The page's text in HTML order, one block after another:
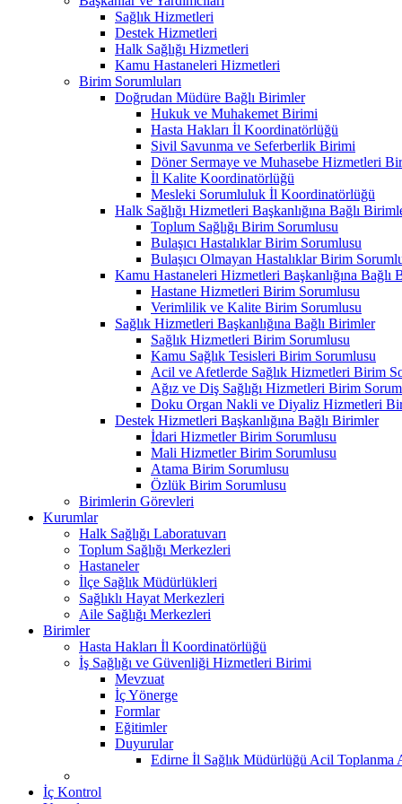
Sağlık Hizmetleri
Destek Hizmetleri
Halk Sağlığı Hizmetleri
Kamu Hastaneleri Hizmetleri
Birim Sorumluları
Doğrudan Müdüre Bağlı Birimler
Hukuk ve Muhakemet Birimi
Hasta Hakları İl Koordinatörlüğü
Sivil Savunma ve Seferberlik Birimi
Döner Sermaye ve Muhasebe Hizmetleri
İl Kalite Koordinatörlüğü
Mesleki Sorumluluk İl Koordinatörlüğü
Halk Sağlığı Hizmetleri Başkanlığına Bağlı
Toplum Sağlığı Birim Sorumlusu
Bulaşıcı Hastalıklar Birim Sorumlusu
Bulaşıcı Olmayan Hastalıklar Birim
Kamu Hastaneleri Hizmetleri Başkanlığına Bağlı
Hastane Hizmetleri Birim Sorumlusu
Verimlilik ve Kalite Birim Sorumlusu
Sağlık Hizmetleri Başkanlığına Bağlı Birimler
Sağlık Hizmetleri Birim Sorumlusu
Kamu Sağlık Tesisleri Birim Sorumlusu
Acil ve Afetlerde Sağlık Hizmetleri Birim
Ağız ve Diş Sağlığı Hizmetleri Birim
Doku Organ Nakli ve Diyaliz Hizmetleri
Destek Hizmetleri Başkanlığına Bağlı Birimler
İdari Hizmetler Birim Sorumlusu
Mali Hizmetler Birim Sorumlusu
Atama Birim Sorumlusu
Özlük Birim Sorumlusu
Birimlerin Görevleri
Kurumlar
Halk Sağlığı Laboratuvarı
Toplum Sağlığı Merkezleri
Hastaneler
İlçe Sağlık Müdürlükleri
Sağlıklı Hayat Merkezleri
Aile Sağlığı Merkezleri
Birimler
Hasta Hakları İl Koordinatörlüğü
İş Sağlığı ve Güvenliği Hizmetleri Birimi
Mevzuat
İç Yönerge
Formlar
Eğitimler
Duyurular
Edirne İl Sağlık Müdürlüğü Acil Toplanma
İç Kontrol